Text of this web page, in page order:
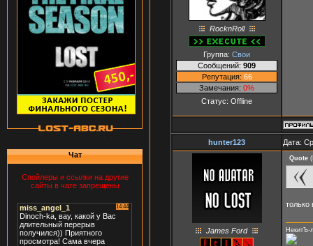
Чат
Спойлеры и ссылки на другие
сайты в чате запрещены
RocknRoll
Группа: Свои
Сообщений: 909
Репутация: 66
Замечания: 0%
Статус: Offline
hunter123 Дата:
James Ford
Quote (
только
НекитЪ-